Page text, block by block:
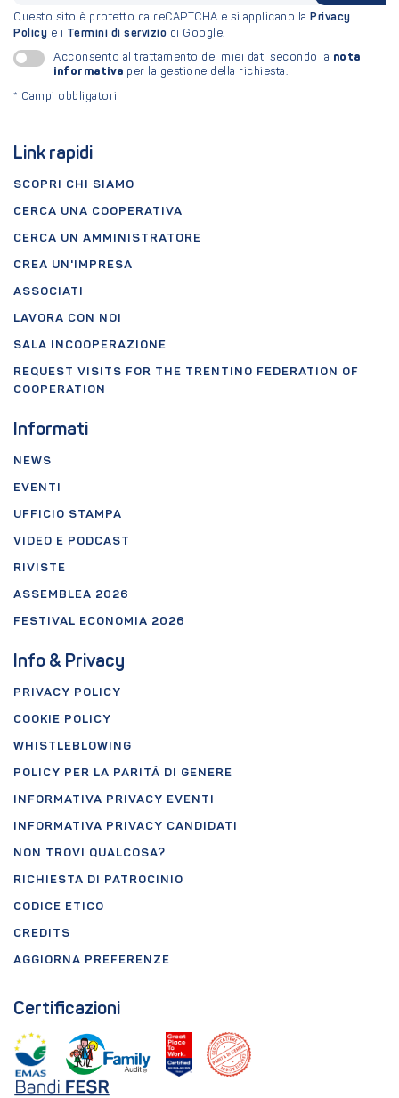
Link rapidi
SCOPRI CHI SIAMO
CERCA UNA COOPERATIVA
CERCA UN AMMINISTRATORE
CREA UN'IMPRESA
ASSOCIATI
LAVORA CON NOI
SALA INCOOPERAZIONE
REQUEST VISITS FOR THE TRENTINO FEDERATION OF
COOPERATION
Informati
NEWS
EVENTI
UFFICIO STAMPA
VIDEO E PODCAST
RIVISTE
ASSEMBLEA 2026
FESTIVAL ECONOMIA 2026
Info & Privacy
PRIVACY POLICY
COOKIE POLICY
WHISTLEBLOWING
POLICY PER LA PARITÀ DI GENERE
INFORMATIVA PRIVACY EVENTI
INFORMATIVA PRIVACY CANDIDATI
NON TROVI QUALCOSA?
RICHIESTA DI PATROCINIO
CODICE ETICO
CREDITS
AGGIORNA PREFERENZE
Certificazioni
Questo sito è protetto da reCAPTCHA e si applicano la Privacy
Policy e i Termini di servizio di Google.
Acconsento al trattamento dei miei dati secondo la nota
informativa per la gestione della richiesta.
* Campi obbligatori